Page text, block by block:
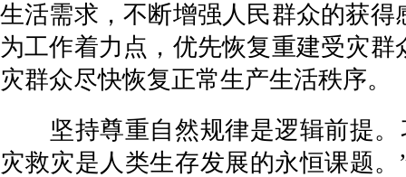
生活需求，不断增强人民群众的获
为工作着力点，优先恢复重建受灾
灾群众尽快恢复正常生产生活秩序。
坚持尊重自然规律是逻辑前提。
灾救灾是人类生存发展的永恒课题